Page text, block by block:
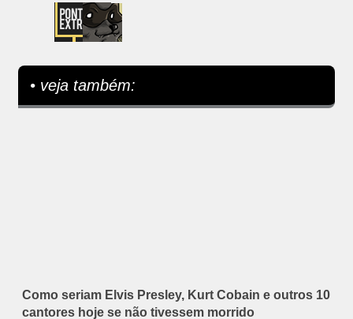
• veja também:
Como seriam Elvis Presley, Kurt Cobain e outros 10
cantores hoje se não tivessem morrido